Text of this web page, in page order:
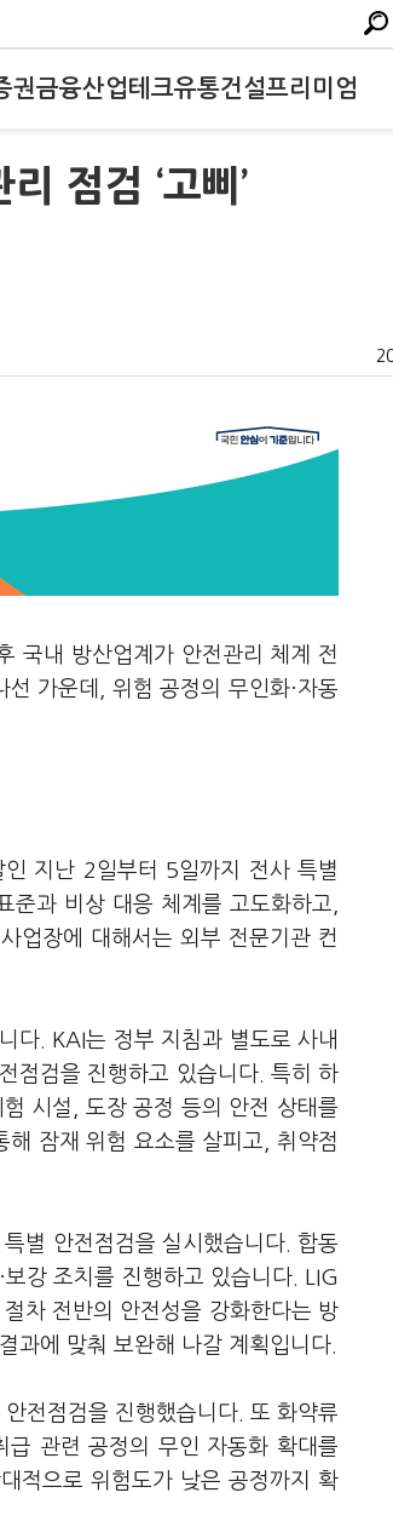
권금융산업테크유통건설프리미엄
점검 ‘고삐’
국내 방산업계가 안전관리 체계 전
가운데, 위험 공정의 무인화·자동
지난 2일부터 5일까지 전사 특별
준과 비상 대응 체계를 고도화하고,
업장에 대해서는 외부 전문기관 컨
다. KAI는 정부 지침과 별도로 사내
점검을 진행하고 있습니다. 특히 하
시설, 도장 공정 등의 안전 상태를
잠재 위험 요소를 살피고, 취약점
별 안전점검을 실시했습니다. 합동
강 조치를 진행하고 있습니다. LIG
차 전반의 안전성을 강화한다는 방
과에 맞춰 보완해 나갈 계획입니다.
전점검을 진행했습니다. 또 화약류
급 관련 공정의 무인 자동화 확대를
적으로 위험도가 낮은 공정까지 확